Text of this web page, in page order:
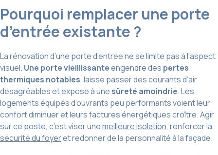
Pourquoi remplacer une porte
d’entrée existante ?
La rénovation d’une porte d’entrée ne se limite pas à l’aspect
visuel. Une porte vieillissanteengendre des pertes
thermiques notables, laisse passer des courants d’air
désagréables et expose à une sûreté amoindrie. Les
logements équipés d’ouvrants peu performants voient leur
confort diminuer et leurs factures énergétiques croître. Agir
sur ce poste, c’est viser unemeilleure isolation, renforcer la
sécurité du foyeret redonner de la personnalité à la façade.